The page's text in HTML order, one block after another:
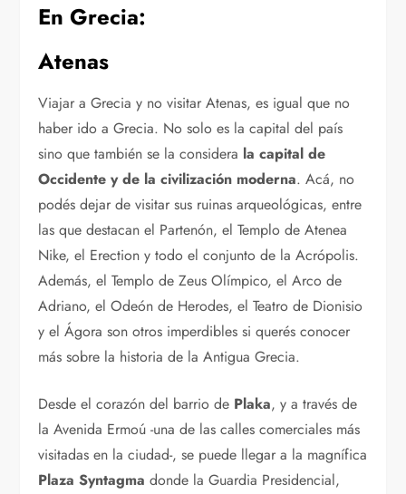
En Grecia:
Atenas
Viajar a Grecia y no visitar Atenas, es igual que no
haber ido a Grecia. No solo es la capital del país
sino que también se la considera la capital de
Occidente y de la civilización moderna. Acá, no
podés dejar de visitar sus ruinas arqueológicas, entre
las que destacan el Partenón, el Templo de Atenea
Nike, el Erection y todo el conjunto de la Acrópolis.
Además, el Templo de Zeus Olímpico, el Arco de
Adriano, el Odeón de Herodes, el Teatro de Dionisio
y el Ágora son otros imperdibles si querés conocer
más sobre la historia de la Antigua Grecia.
Desde el corazón del barrio de Plaka, y a través de
la Avenida Ermoú -una de las calles comerciales más
visitadas en la ciudad-, se puede llegar a la magnífica
Plaza Syntagma donde la Guardia Presidencial,